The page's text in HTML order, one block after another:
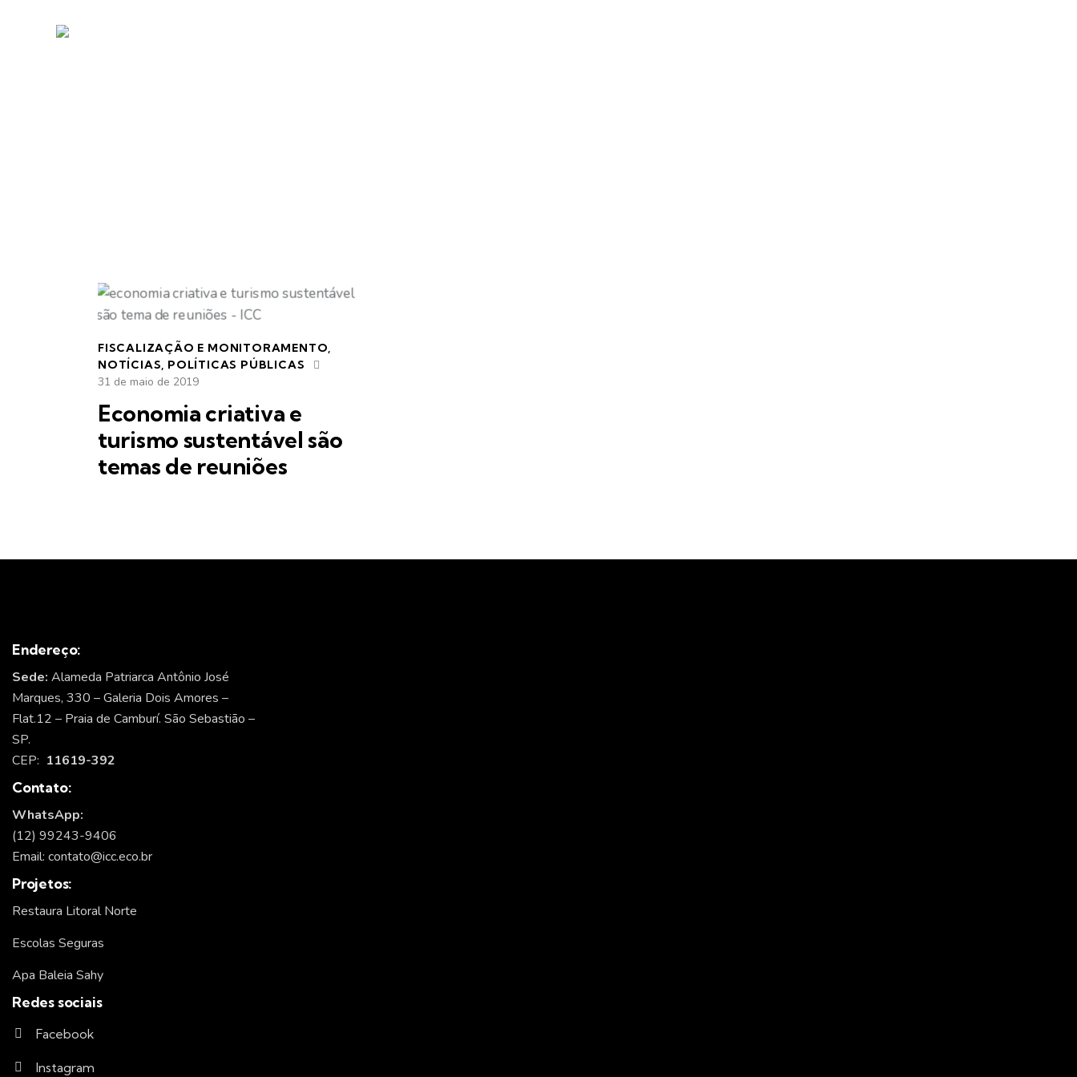
FISCALIZAÇÃO E MONITORAMENTO,
NOTÍCIAS, POLÍTICAS PÚBLICAS
31 de maio de 2019
Economia criativa e
turismo sustentável são
temas de reuniões
Endereço:
Sede: Alameda Patriarca Antônio José
Marques, 330 – Galeria Dois Amores –
Flat.12 – Praia de Camburí. São Sebastião –
SP.
CEP: 11619-392
Contato:
WhatsApp:
(12) 99243-9406
Email: contato@icc.eco.br
Projetos:
Restaura Litoral Norte
Escolas Seguras
Apa Baleia Sahy
Redes sociais
Facebook
Instagram